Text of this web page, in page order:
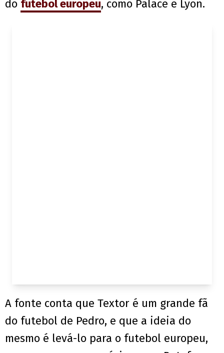
do futebol europeu, como Palace e Lyon.
A fonte conta que Textor é um grande fã
do futebol de Pedro, e que a ideia do
mesmo é levá-lo para o futebol europeu,